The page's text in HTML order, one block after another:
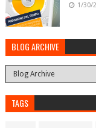
1/30/
BLOG ARCHIVE
TAGS